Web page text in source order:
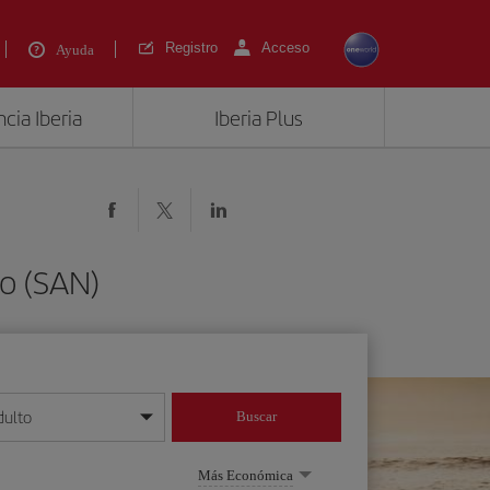
Ayuda Registro Acceso
Iberia Iberia Plus
(SAN)
mes/año
Buscar
Más Económica